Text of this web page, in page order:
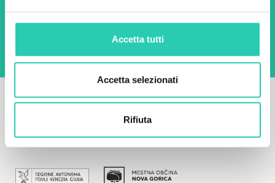
Accetta tutti
Accetta selezionati
Rifiuta